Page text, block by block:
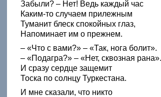
Забыли? – Нет! Ведь каждый час
Каким-то случаем прилежным
Туманит блеск спокойных глаз,
Напоминает им о прежнем.
– «Что с вами?» – «Так, нога болит».
– «Подагра?» – «Нет, сквозная
И сразу сердце защемит
Тоска по солнцу Туркестана.
И мне сказали, что никто